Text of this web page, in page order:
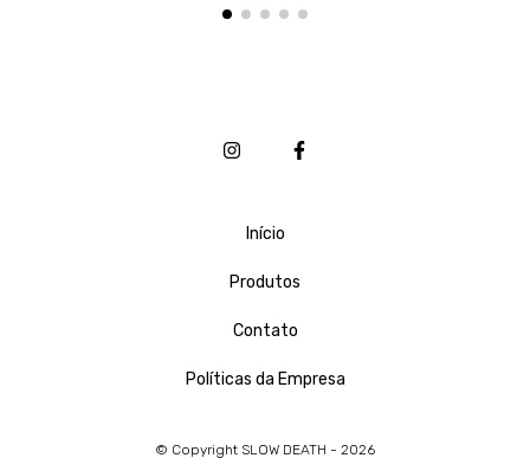
Início
Produtos
Contato
Políticas da Empresa
© Copyright SLOW DEATH - 2026